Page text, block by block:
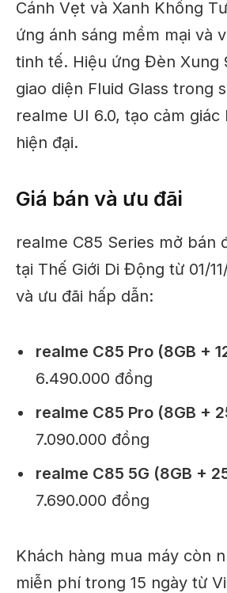
Cánh Vẹt và Xanh Khổng
ứng ánh sáng mềm mại và
tinh tế. Hiệu ứng Đèn Xung
giao diện Fluid Glass trong
realme UI 6.0, tạo cảm giác
hiện đại.
Giá bán và ưu đãi
realme C85 Series mở bán
tại Thế Giới Di Động từ 01/
và ưu đãi hấp dẫn:
realme C85 Pro (8GB +
6.490.000 đồng
realme C85 Pro (8GB +
7.090.000 đồng
realme C85 5G (8GB +
7.690.000 đồng
Khách hàng mua máy còn
miễn phí trong 15 ngày từ